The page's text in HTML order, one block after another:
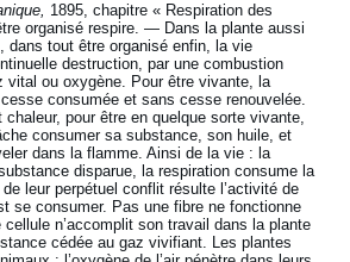
1895, chapitre « Respiration des
organisé respire. ― Dans la plante aussi
dans tout être organisé enfin, la vie
destruction, par une combustion
vital ou oxygène. Pour être vivante, la
consumée et sans cesse renouvelée.
chaleur, pour être en quelque sorte vivante,
consumer sa substance, son huile, et
dans la flamme. Ainsi de la vie : la
disparue, la respiration consume la
leur perpétuel conflit résulte l’activité de
se consumer. Pas une fibre ne fonctionne
cellule n’accomplit son travail dans la plante
cédée au gaz vivifiant. Les plantes